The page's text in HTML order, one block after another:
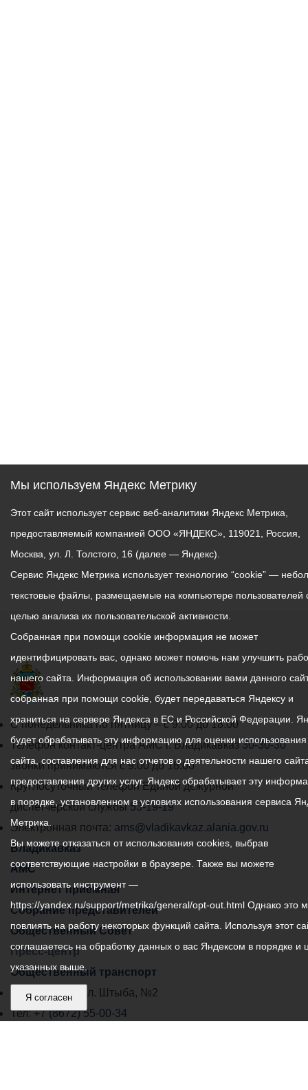
График
работы
администрации
местного
самоуправления
города
Владикавказ:
С понедельника по пятницу – с 9.00 до 18.00
Телефон контакт-центра АМС г. Владикавказ30-30-30
звонки принимаются с 9:00 до 18:00
Круглосуточный телефон Единой дежурной
диспетчерской службы53-19-19
Электронная почта: ams@vladikavkaz.alania.gov.ru
Владикавказ
АМС
Интернет приемная
Собрание представителей
Общественный Совет
Пресс-центр
Общественный транспорт
Владикавказ, пл. Штыба, №2
Тел:+7 (8672) 55-00-34
Мы используем Яндекс Метрику
Этот сайт использует сервис веб-аналитики Яндекс Метрика,
предоставляемый компанией ООО «ЯНДЕКС», 119021, Россия,
Москва, ул. Л. Толстого, 16 (далее — Яндекс).
Сервис Яндекс Метрика использует технологию “cookie” —
текстовые файлы, размещаемые на компьютере пользователей
целью анализа их пользовательской активности.
Собранная при помощи cookie информация не может
идентифицировать вас, однако может помочь нам улучшить
нашего сайта. Информация об использовании вами данного
собранная при помощи cookie, будет передаваться Яндексу и
храниться на сервере Яндекса в ЕС и Российской Федерации.
будет обрабатывать эту информацию для оценки
сайта, составления для нас отчетов о деятельности нашего
предоставления других услуг. Яндекс обрабатывает эту
в порядке, установленном в условиях использования сервиса
Метрика.
Вы можете отказаться от использования cookies, выбрав
соответствующие настройки в браузере. Также вы можете
использовать инструмент —
https://yandex.ru/support/metrika/general/opt-out.html Однако это
повлиять на работу некоторых функций сайта. Используя этот
соглашаетесь на обработку данных о вас Яндексом в порядке и
указанных выше.
Я согласен